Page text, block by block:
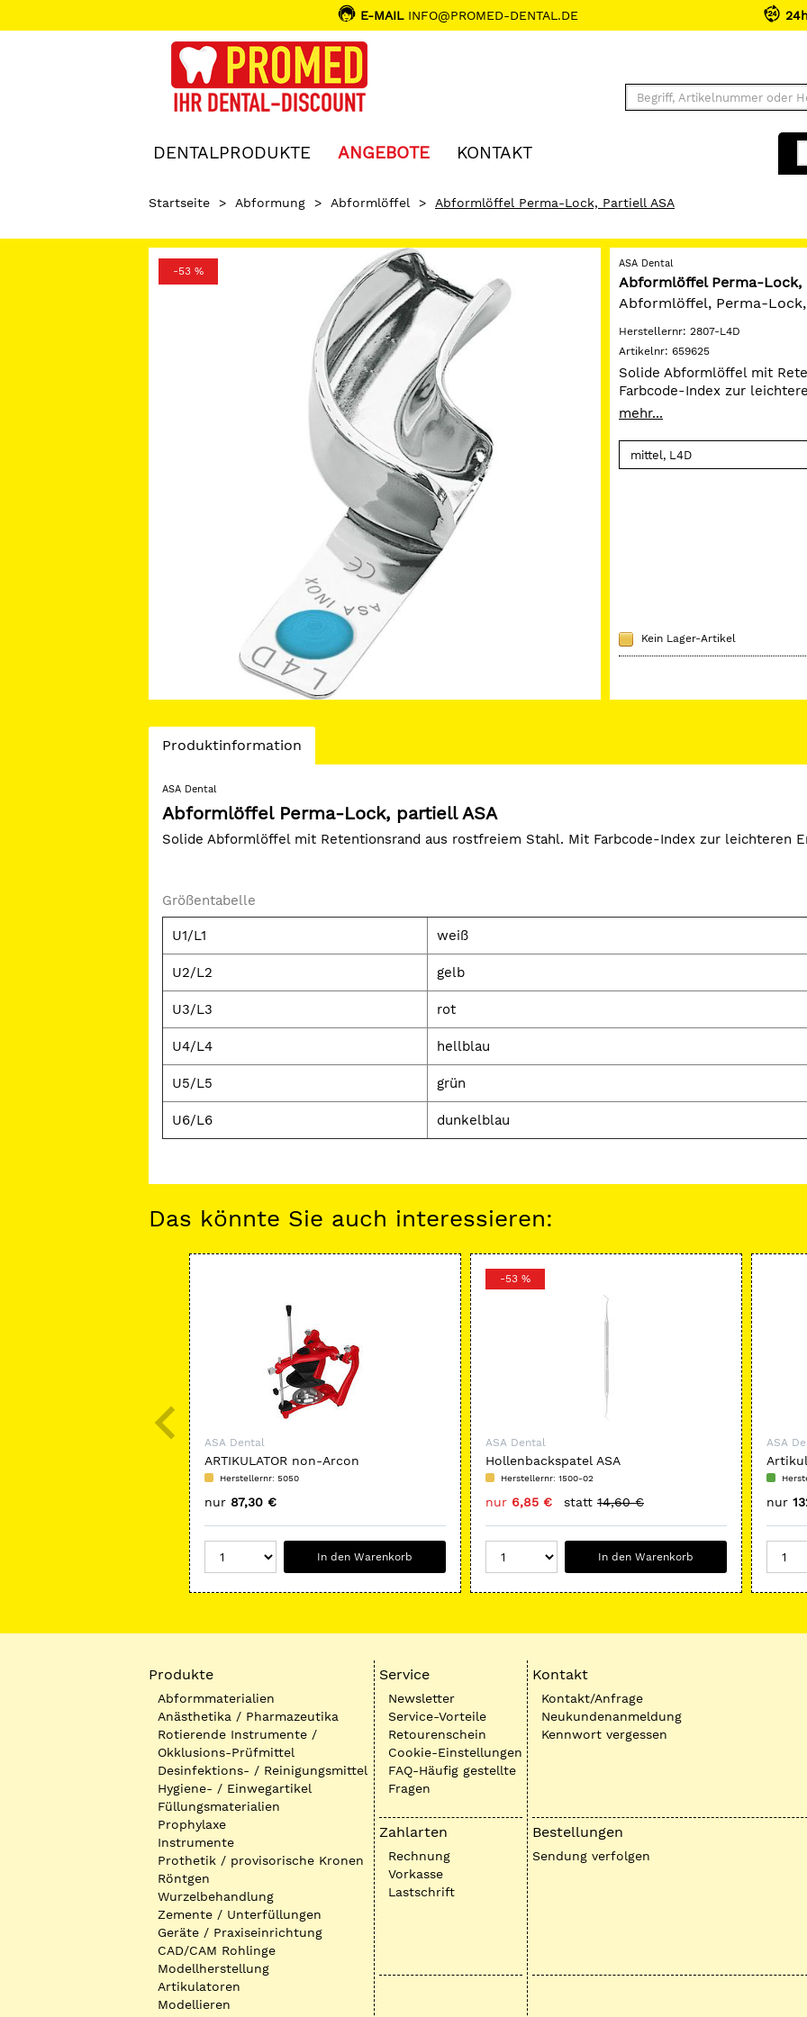
E-MAILINFO@PROMED-DENTAL.DE 24h
DENTALPRODUKTE ANGEBOTE KONTAKT
Startseite > Abformung > Abformlöffel > Abformlöffel Perma-Lock, Partiell ASA
-53 %
ASA Dental
Abformlöffel Perma-Lock,
Abformlöffel, Perma-
Herstellernr: 2807-L4D
Artikelnr: 659625
Solide Abformlöffel mit
Farbcode-Index zur
U1/L1 weiß
U6/L6
mehr...
Kein Lager-Artikel
Current
Produktinformation
ASA Dental
Abformlöffel Perma-Lock, partiell ASA
Solide Abformlöffel mit Retentionsrand aus rostfreiem Stahl. Mit Farbcode-Index zur leichteren
Größentabelle
U1/L1 weiß
U2/L2 gelb
U3/L3 rot
U4/L4 hellblau
U5/L5 grün
U6/L6 dunkelblau
Das könnte Sie auch interessieren:
ASA Dental
ARTIKULATOR non-Arcon
Mittelwertartikulator
Herstellernr: 5050
nur 87,30 €
In den Warenkorb
-53 %
ASA Dental
Hollenbackspatel ASA
Herstellernr: 1500-02
nur 6,85 € statt 14,60 €
In den Warenkorb
ASA
nur
Produkte
Abformmaterialien
Anästhetika / Pharmazeutika
Rotierende Instrumente /
Okklusions-Prüfmittel
Desinfektions- / Reinigungsmittel
Hygiene- / Einwegartikel
Füllungsmaterialien
Prophylaxe
Instrumente
Prothetik / provisorische Kronen
Röntgen
Wurzelbehandlung
Zemente / Unterfüllungen
Geräte / Praxiseinrichtung
CAD/CAM Rohlinge
Modellherstellung
Artikulatoren
Modellieren
Service
Newsletter
Service-Vorteile
Retourenschein
Cookie-Einstellungen
FAQ-Häufig gestellte
Fragen
Zahlarten
Rechnung
Vorkasse
Lastschrift
Kontakt
Kontakt/Anfrage
Neukundenanmeldung
Kennwort vergessen
Bestellungen
Sendung verfolgen